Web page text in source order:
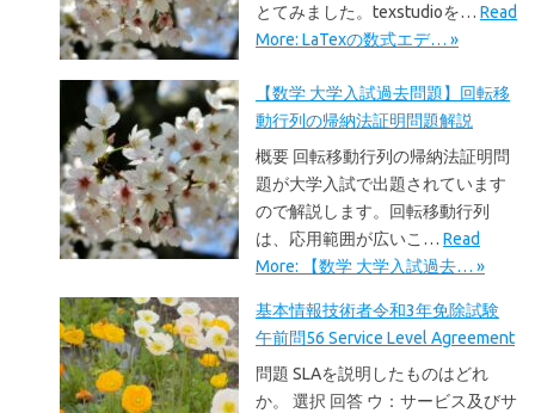
とてみました。texstudioを… Read
More: LaTexの数式エデ… »
【数学 大学入試過去問題】回転移
動行列の帰納法証明問題解説
概要 回転移動行列の帰納法証明問
題が大学入試で出題されています
ので解説します。回転移動行列
は、応用範囲が広いこ… Read
More: 【数学 大学入試過去… »
基本情報技術者令和3年免除試験
午前問56 Service Level Agreement
問題 SLAを説明したものはどれ
か。 選択 回答 ウ：サービス及びサ